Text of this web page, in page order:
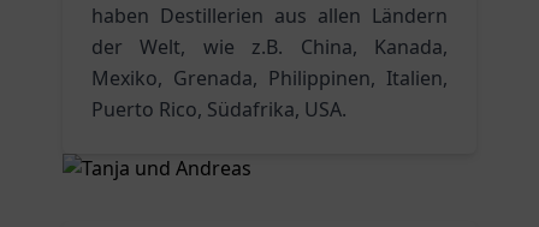
haben Destillerien aus allen Ländern
der Welt, wie z.B. China, Kanada,
Mexiko, Grenada, Philippinen, Italien,
Puerto Rico, Südafrika, USA.